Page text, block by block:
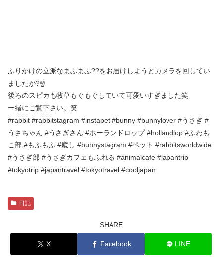
ふりかけの立派なまふまふ??をお届けしようとカメラを回してい
ましたが?☝
後ろのスピカも牧草もぐもぐしていて可愛いすぎました笑
一緒にご覧下さい。笑
#rabbit #rabbitstagram #instapet #bunny #bunnylover #うさぎ #
うさちゃん #うさぎさん #ホーランドロップ #hollandlop #ふわも
こ部 #もふもふ #癒し #bunnystagram #ペット #rabbitsworldwide
#うさぎ部 #うさぎカフェもふれる #animalcafe #japantrip
#tokyotrip #japantravel #tokyotravel #cooljapan
日記
SHARE
X Facebook LINE